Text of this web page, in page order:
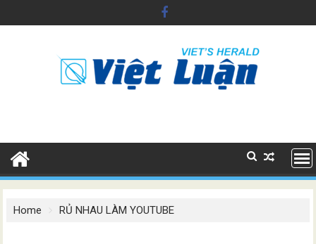
to
Home RỦ NHAU LÀM YOUTUBE